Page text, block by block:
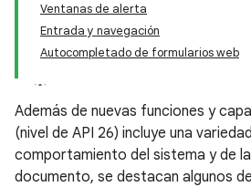
Ventanas de alerta
Entrada y navegación
Autocompletado de formularios web
Además de nuevas funciones y
(nivel de API 26) incluye una
comportamiento del sistema y de
documento, se destacan algunos